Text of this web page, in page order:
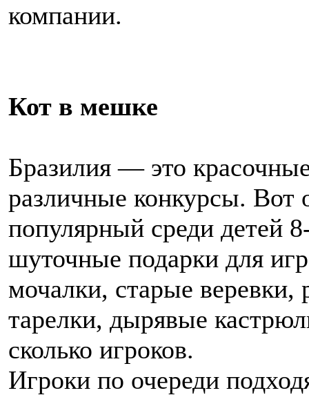
компании.
Кот в мешке
Бразилия — это
различные конкурсы. Вот
популярный среди детей
шуточные подарки для
мочалки, старые
тарелки, дырявые
сколько игроков.
Игроки по очереди